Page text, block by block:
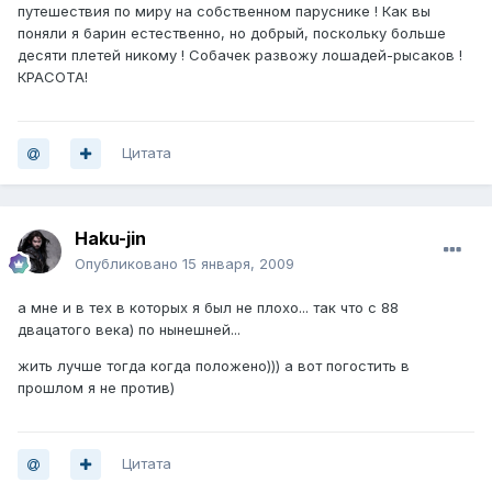
путешествия по миру на собственном паруснике ! Как вы
поняли я барин естественно, но добрый, поскольку больше
десяти плетей никому ! Собачек развожу лошадей-рысаков !
КРАСОТА!
Цитата
Haku-jin
Опубликовано 15 января, 2009
а мне и в тех в которых я был не плохо... так что с 88
двацатого века) по нынешней...
жить лучше тогда когда положено))) а вот погостить в
прошлом я не против)
Цитата